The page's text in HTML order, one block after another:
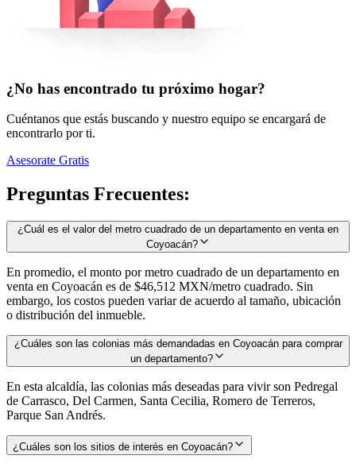
¿No has encontrado tu próximo hogar?
Cuéntanos que estás buscando y nuestro equipo se encargará de
encontrarlo por ti.
Asesorate Gratis
Preguntas Frecuentes:
¿Cuál es el valor del metro cuadrado de un departamento en venta en
Coyoacán?
En promedio, el monto por metro cuadrado de un departamento en
venta en Coyoacán es de $46,512 MXN/metro cuadrado. Sin
embargo, los costos pueden variar de acuerdo al tamaño, ubicación
o distribución del inmueble.
¿Cuáles son las colonias más demandadas en Coyoacán para comprar
un departamento?
En esta alcaldía, las colonias más deseadas para vivir son Pedregal
de Carrasco, Del Carmen, Santa Cecilia, Romero de Terreros,
Parque San Andrés.
¿Cuáles son los sitios de interés en Coyoacán?